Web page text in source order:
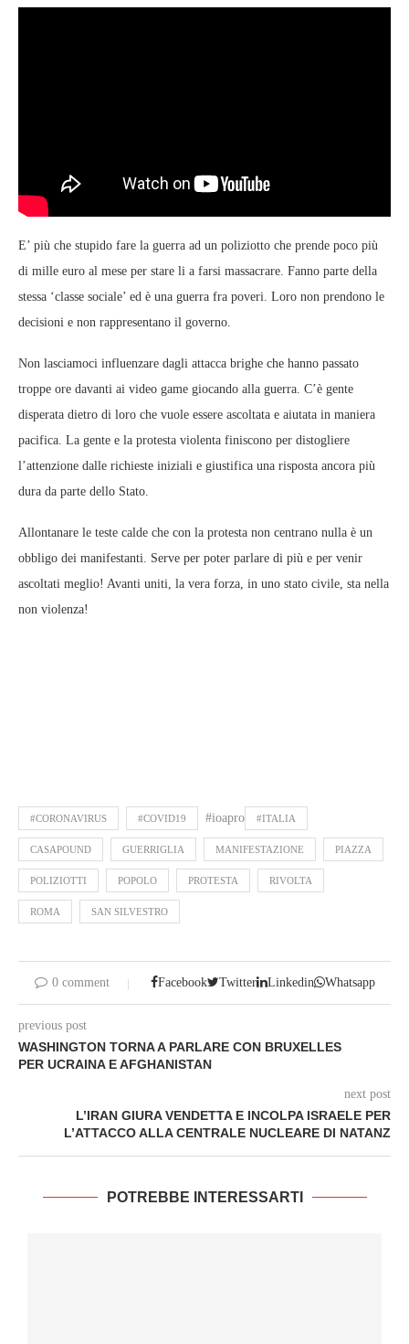
E’ più che stupido fare la guerra ad un poliziotto che prende poco più
di mille euro al mese per stare li a farsi massacrare. Fanno parte della
stessa ‘classe sociale’ ed è una guerra fra poveri. Loro non prendono le
decisioni e non rappresentano il governo.
Non lasciamoci influenzare dagli attacca brighe che hanno passato
troppe ore davanti ai video game giocando alla guerra. C’è gente
disperata dietro di loro che vuole essere ascoltata e aiutata in maniera
pacifica. La gente e la protesta violenta finiscono per distogliere
l’attenzione dalle richieste iniziali e giustifica una risposta ancora più
dura da parte dello Stato.
Allontanare le teste calde che con la protesta non centrano nulla è un
obbligo dei manifestanti. Serve per poter parlare di più e per venir
ascoltati meglio! Avanti uniti, la vera forza, in uno stato civile, sta nella
non violenza!
#CORONAVIRUS #COVID19 #ioapro #ITALIA
CASAPOUND GUERRIGLIA MANIFESTAZIONE PIAZZA
POLIZIOTTI POPOLO PROTESTA RIVOLTA
ROMA SAN SILVESTRO
0 comment Facebook Twitter Linkedin Whatsapp
previous post
WASHINGTON TORNA A PARLARE CON BRUXELLES
PER UCRAINA E AFGHANISTAN
next post
L’IRAN GIURA VENDETTA E INCOLPA ISRAELE PER
L’ATTACCO ALLA CENTRALE NUCLEARE DI NATANZ
POTREBBE INTERESSARTI